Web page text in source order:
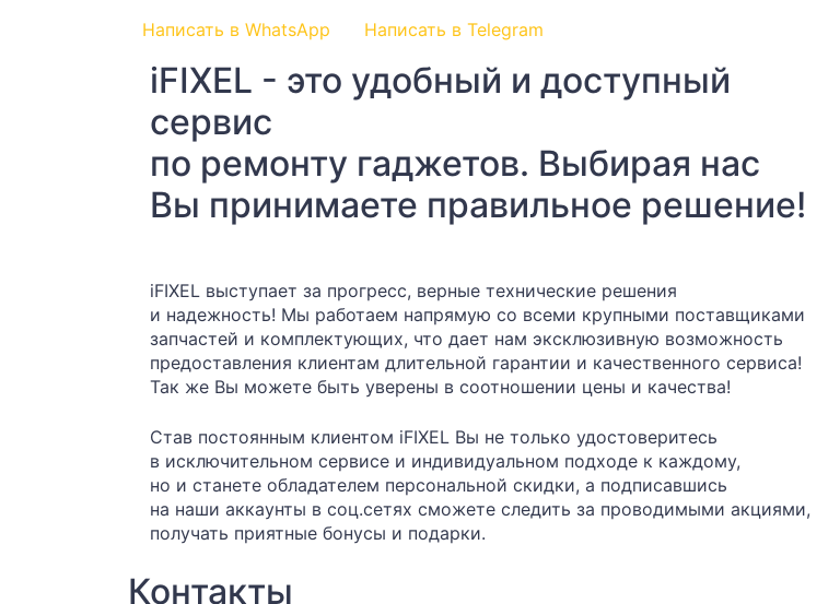
Написать в WhatsApp
Написать в Telegram
iFIXEL - это удобный и доступный
сервис
по ремонту гаджетов. Выбирая нас
Вы принимаете правильное решение!
iFIXEL выступает за прогресс, верные технические решения
и надежность! Мы работаем напрямую со всеми крупными поставщиками
запчастей и комплектующих, что дает нам эксклюзивную возможность
предоставления клиентам длительной гарантии и качественного сервиса!
Так же Вы можете быть уверены в соотношении цены и качества!
Став постоянным клиентом iFIXEL Вы не только удостоверитесь
в исключительном сервисе и индивидуальном подходе к каждому,
но и станете обладателем персональной скидки, а подписавшись
на наши аккаунты в соц.сетях сможете следить за проводимыми акциями,
получать приятные бонусы и подарки.
Контакты